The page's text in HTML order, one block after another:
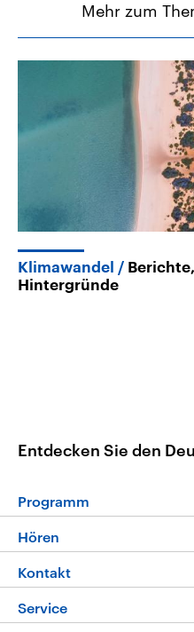
Mehr zum
Klimawandel
Hintergründe
Entdecken Sie den
Programm
Programm
Die Nachrichten
Nachrichtenleicht
Hören
Livestream
Podcasts
Kontakt
Hörerservice
Service